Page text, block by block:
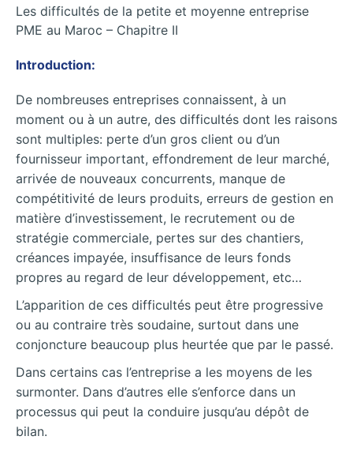
Les difficultés de la petite et moyenne entreprise
PME au Maroc – Chapitre II
Introduction:
De nombreuses entreprises connaissent, à un
moment ou à un autre, des difficultés dont les raisons
sont multiples: perte d’un gros client ou d’un
fournisseur important, effondrement de leur marché,
arrivée de nouveaux concurrents, manque de
compétitivité de leurs produits, erreurs de gestion en
matière d’investissement, le recrutement ou de
stratégie commerciale, pertes sur des chantiers,
créances impayée, insuffisance de leurs fonds
propres au regard de leur développement, etc…
L’apparition de ces difficultés peut être progressive
ou au contraire très soudaine, surtout dans une
conjoncture beaucoup plus heurtée que par le passé.
Dans certains cas l’entreprise a les moyens de les
surmonter. Dans d’autres elle s’enforce dans un
processus qui peut la conduire jusqu’au dépôt de
bilan.